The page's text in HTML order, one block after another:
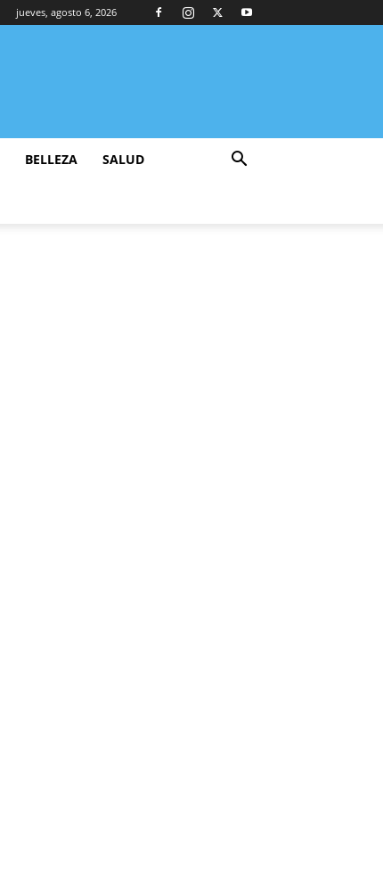
jueves, agosto 6, 2026
BELLEZA SALUD